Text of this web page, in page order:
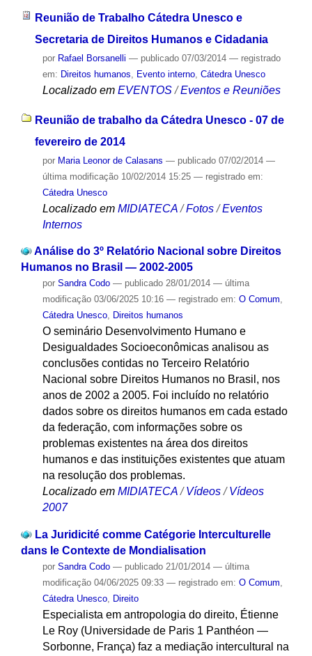
Reunião de Trabalho Cátedra Unesco e
Secretaria de Direitos Humanos e Cidadania
por Rafael Borsanelli — publicado07/03/2014 — registrado
em: Direitos humanos, Evento interno, Cátedra Unesco
Localizado em EVENTOS /Eventos e Reuniões
Reunião de trabalho da Cátedra Unesco - 07 de
fevereiro de 2014
por Maria Leonor de Calasans — publicado07/02/2014 —
última modificação10/02/2014 15:25 — registrado em:
Cátedra Unesco
Localizado em MIDIATECA /Fotos /Eventos
Internos
Análise do 3º Relatório Nacional sobre Direitos
Humanos no Brasil — 2002-2005
por Sandra Codo — publicado28/01/2014 — última
modificação03/06/2025 10:16 — registrado em: O Comum,
Cátedra Unesco, Direitos humanos
O seminário Desenvolvimento Humano e
Desigualdades Socioeconômicas analisou as
conclusões contidas no Terceiro Relatório
Nacional sobre Direitos Humanos no Brasil, nos
anos de 2002 a 2005. Foi incluído no relatório
dados sobre os direitos humanos em cada estado
da federação, com informações sobre os
problemas existentes na área dos direitos
humanos e das instituições existentes que atuam
na resolução dos problemas.
Localizado em MIDIATECA / Vídeos / Vídeos
2007
La Juridicité comme Catégorie Interculturelle
dans le Contexte de Mondialisation
por Sandra Codo — publicado21/01/2014 — última
modificação04/06/2025 09:33 — registrado em: O Comum,
Cátedra Unesco, Direito
Especialista em antropologia do direito, Étienne
Le Roy (Universidade de Paris 1 Panthéon —
Sorbonne, França) faz a mediação intercultural na